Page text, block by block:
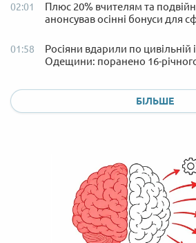
02:01
Плюс 20% вчителям та
анонсував осінні бонуси для
01:58
Росіяни вдарили по цивільній
Одещини: поранено 16-річного
БІЛЬШЕ